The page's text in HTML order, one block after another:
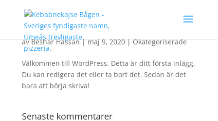
Hej världen!
avBeshar Hassan|maj 9, 2020|Okategoriserade
Välkommen till WordPress. Detta är ditt första inlägg.
Du kan redigera det eller ta bort det. Sedan är det
bara att börja skriva!
Senaste kommentarer